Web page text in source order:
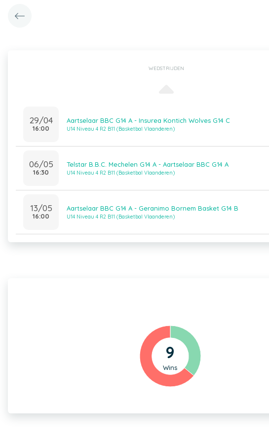
WEDSTRIJDEN
29/04
16:00
Aartselaar BBC G14 A - Insurea Kontich Wolves G14 C
U14 Niveau 4 R2 B11 (Basketbal Vlaanderen)
06/05
16:30
Telstar B.B.C. Mechelen G14 A - Aartselaar BBC G14 A
U14 Niveau 4 R2 B11 (Basketbal Vlaanderen)
13/05
16:00
Aartselaar BBC G14 A - Geranimo Bornem Basket G14 B
U14 Niveau 4 R2 B11 (Basketbal Vlaanderen)
9
Wins